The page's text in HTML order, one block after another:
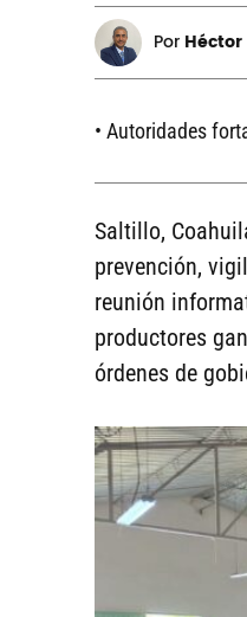
Por Héctor
• Autoridades
Saltillo,
prevención,
reunión
productores
órdenes de